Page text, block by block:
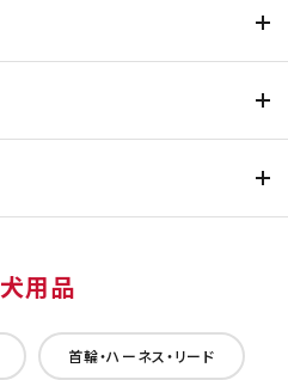
犬用品
首輪・ハーネス・リード